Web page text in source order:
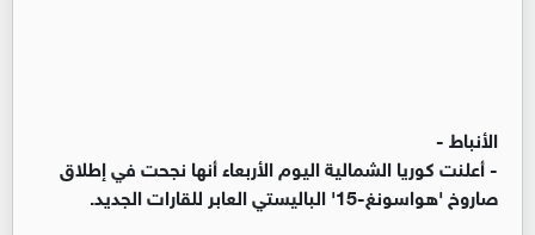
الأنباط -
- أعلنت كوريا الشمالية اليوم الأربعاء أنها نجحت في إطلاق
صاروخ 'هواسونغ-15' الباليستي العابر للقارات الجديد.